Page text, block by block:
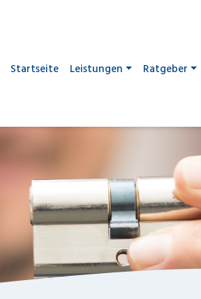
Startseite Leistungen Ratgeber